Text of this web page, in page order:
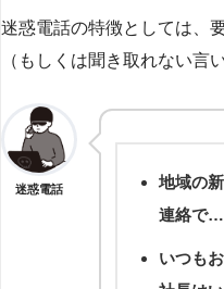
迷惑電話の特徴としては、
（もしくは聞き取れない言
迷惑電話
地域の
連絡で…
いつも